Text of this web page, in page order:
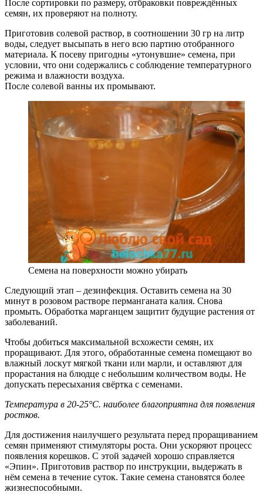
После сортировки по размеру, отбраковки повреждённых
семян, их проверяют на полноту.
Приготовив солевой раствор, в соотношении 30 гр на литр
воды, следует высыпать в него всю партию отобранного
материала. К посеву пригодны «утонувшие» семена, при
условии, что они содержались с соблюдение температурного
режима и влажности воздуха.
После солевой ванны их промывают.
Семена на поверхности можно убирать
Следующий этап – дезинфекция. Оставить семена на 30
минут в розовом растворе перманганата калия. Снова
промыть. Обработка марганцем защитит будущие растения от
заболеваний.
Чтобы добиться максимальной всхожести семян, их
проращивают. Для этого, обработанные семена помещают во
влажный лоскут мягкой ткани или марли, и оставляют для
прорастания на блюдце с небольшим количеством воды. Не
допускать пересыхания свёртка с семенами.
Температура в 20-25°С. наиболее благоприятна для появления
ростков.
Для достижения наилучшего результата перед проращиванием
семян применяют стимуляторы роста. Они ускоряют процесс
появления корешков. С этой задачей хорошо справляется
«Эпин». Приготовив раствор по инструкции, выдержать в
нём семена в течение суток. Такие семена становятся более
жизнеспособными.